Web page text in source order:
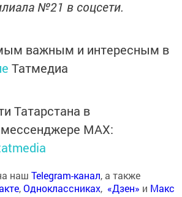
№21 в соцсети.
важным и интересным в
Татмедиа
Татарстана в
MАХ:
наш Telegram-канал, а также
,Одноклассниках, «Дзен» и Макс